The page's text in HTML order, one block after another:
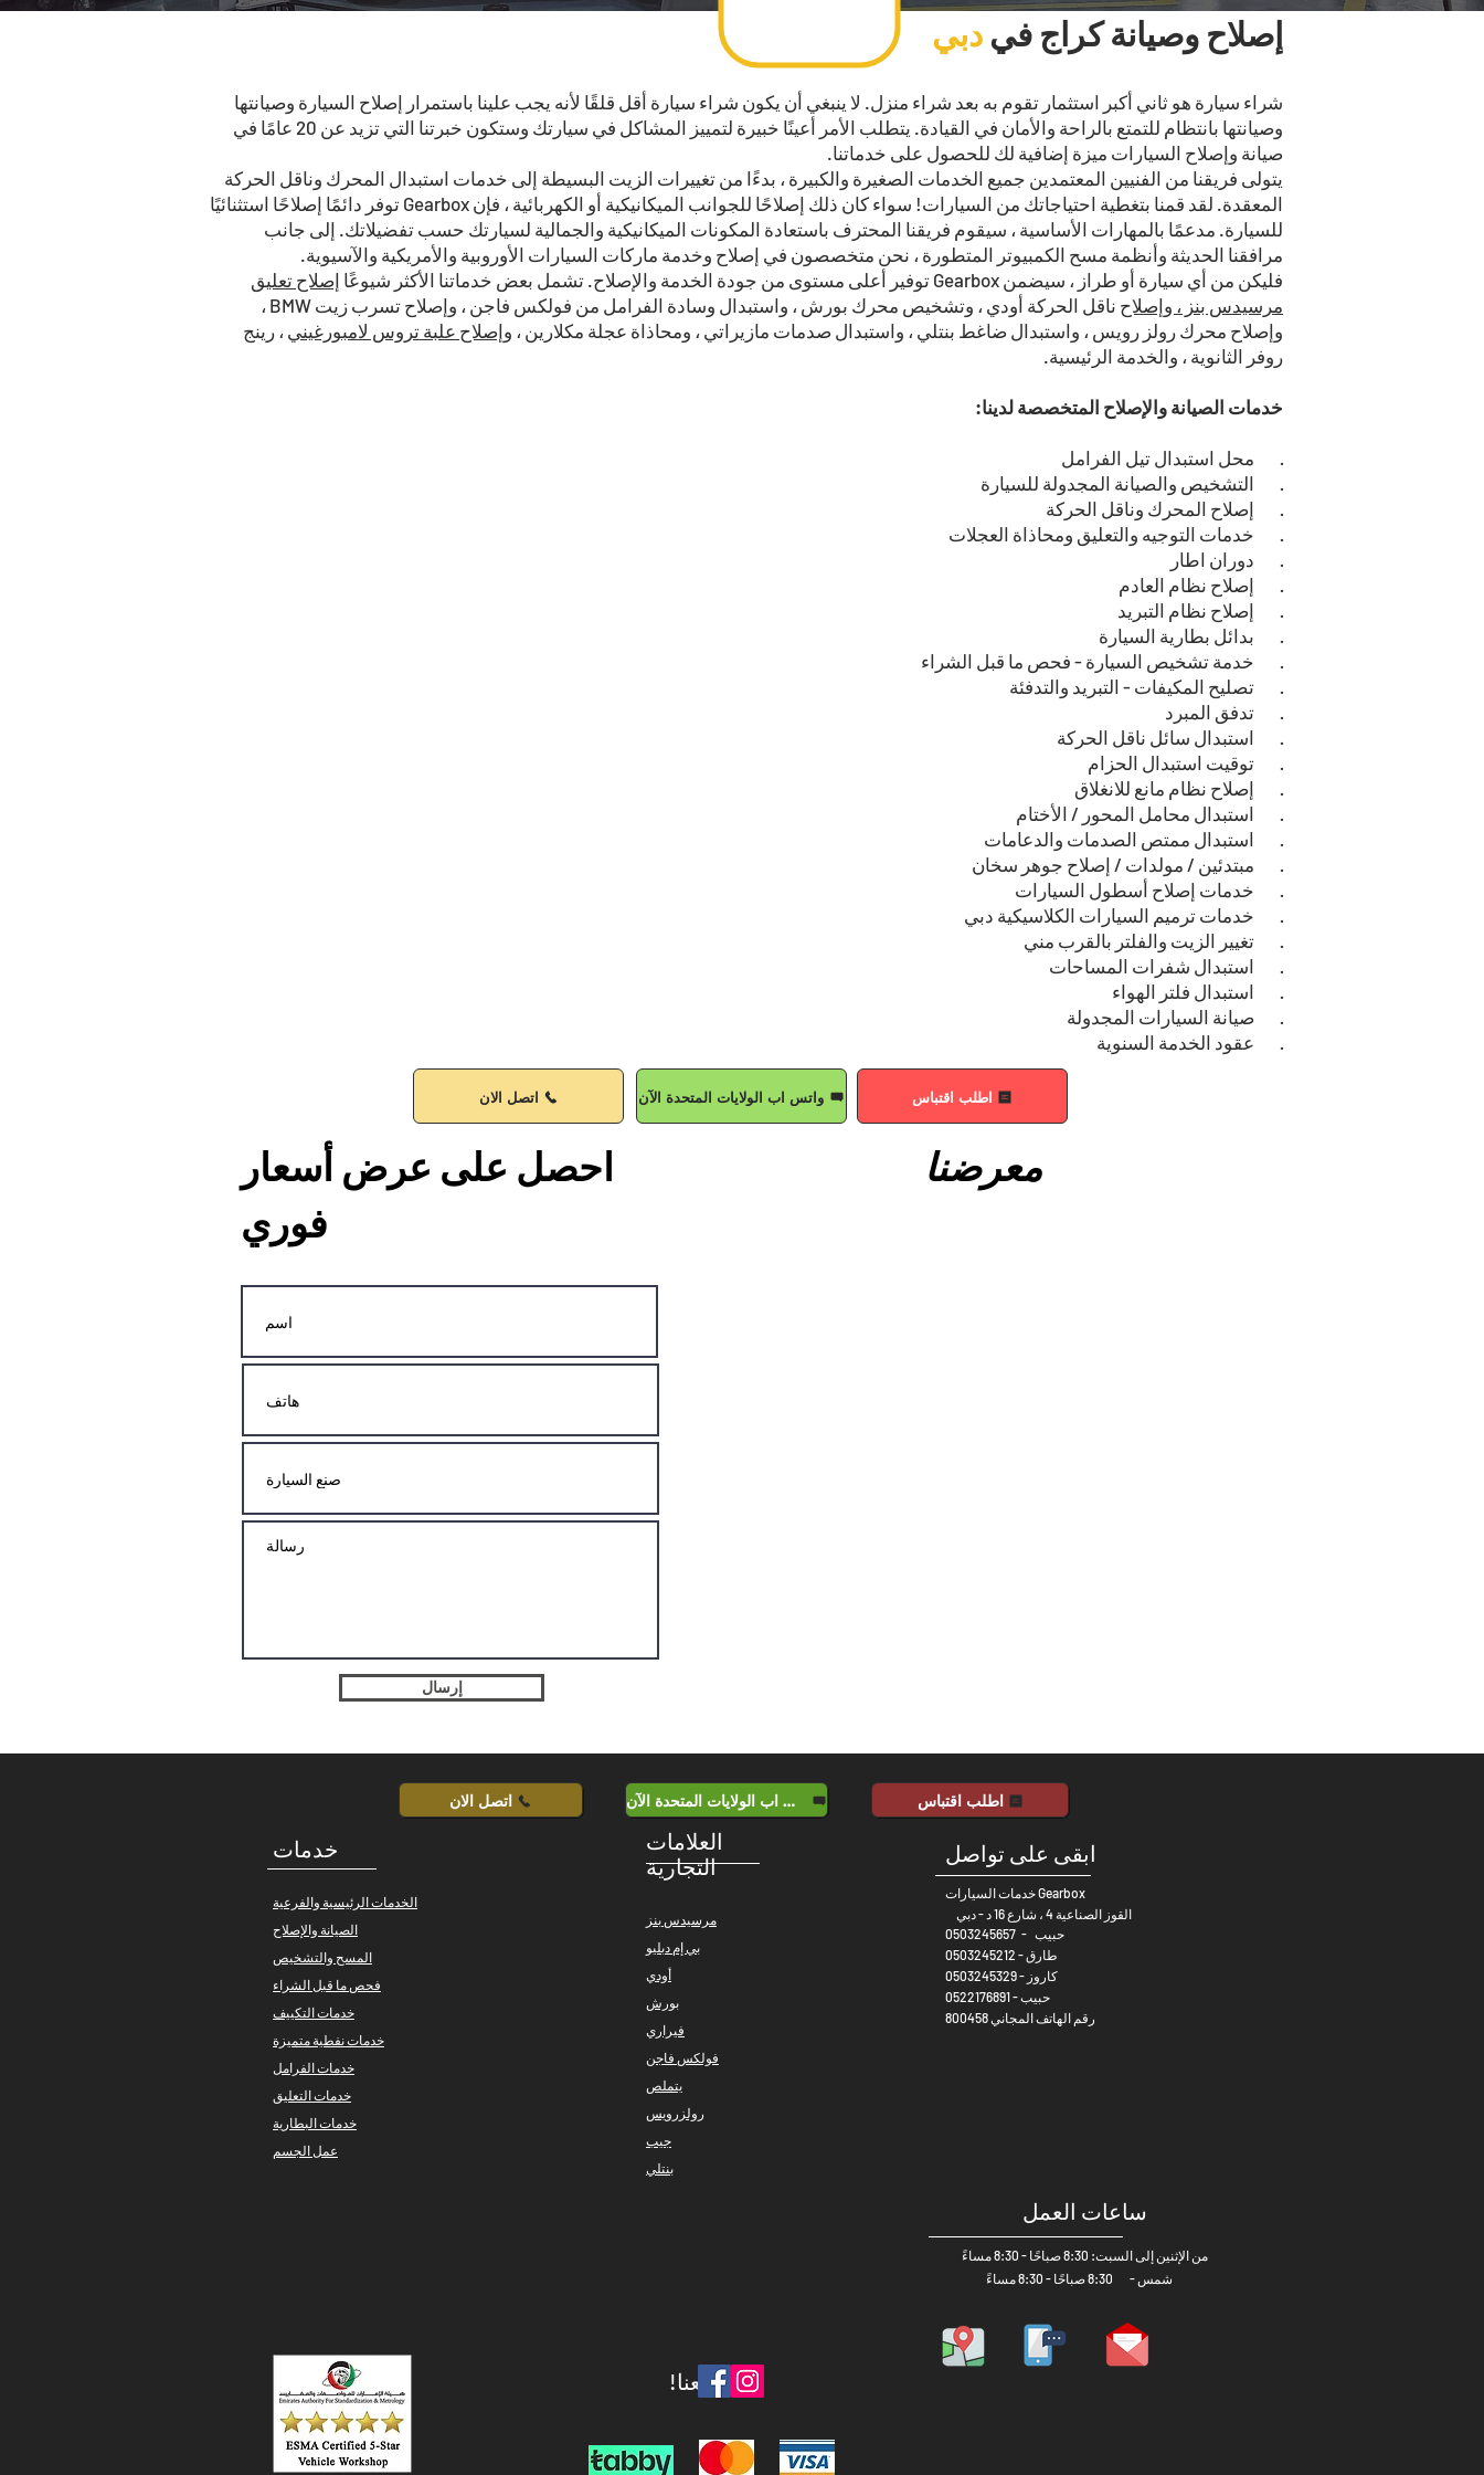
إصلاح وصيانة كراج في دبي
شراء سيارة هو ثاني أكبر استثمار تقوم به بعد شراء منزل. لا ينبغي أن يكون شراء سيارة أقل قلقًا لأنه يجب علينا باستمرار إصلاح السيارة وصيانتها
وصيانتها بانتظام للتمتع بالراحة والأمان في القيادة. يتطلب الأمر أعينًا خبيرة لتمييز المشاكل في سيارتك وستكون خبرتنا التي تزيد عن 20 عامًا في
صيانة وإصلاح السيارات ميزة إضافية لك للحصول على خدماتنا.
يتولى فريقنا من الفنيين المعتمدين جميع الخدمات الصغيرة والكبيرة ، بدءًا من تغييرات الزيت البسيطة إلى خدمات استبدال المحرك وناقل الحركة
المعقدة. لقد قمنا بتغطية احتياجاتك من السيارات! سواء كان ذلك إصلاحًا للجوانب الميكانيكية أو الكهربائية ، فإن Gearbox توفر دائمًا إصلاحًا استثنائيًا
للسيارة. مدعمًا بالمهارات الأساسية ، سيقوم فريقنا المحترف باستعادة المكونات الميكانيكية والجمالية لسيارتك حسب تفضيلاتك. إلى جانب
مرافقنا الحديثة وأنظمة مسح الكمبيوتر المتطورة ، نحن متخصصون في إصلاح وخدمة ماركات السيارات الأوروبية والأمريكية والآسيوية.
فليكن من أي سيارة أو طراز ، سيضمن Gearbox توفير أعلى مستوى من جودة الخدمة والإصلاح. تشمل بعض خدماتنا الأكثر شيوعًا
إصلاح تعليق
مرسيدس بنز ، وإصلاح
ناقل الحركة أودي ، وتشخيص محرك بورش ، واستبدال وسادة الفرامل من فولكس فاجن ، وإصلاح تسرب زيت BMW ،
وإصلاح محرك رولز رويس ، واستبدال ضاغط بنتلي ، واستبدال صدمات مازيراتي ، ومحاذاة عجلة مكلارين ، وإصلاح علبة تروس لامبورغيني ، رينج
روفر الثانوية ، والخدمة الرئيسية.
خدمات الصيانة والإصلاح المتخصصة لدينا:
·
محل استبدال تيل الفرامل
·
التشخيص والصيانة المجدولة للسيارة
·
إصلاح المحرك وناقل الحركة
·
خدمات التوجيه والتعليق ومحاذاة العجلات
·
دوران اطار
·
إصلاح نظام العادم
·
إصلاح نظام التبريد
·
بدائل بطارية السيارة
·
خدمة تشخيص السيارة - فحص ما قبل الشراء
·
تصليح المكيفات - التبريد والتدفئة
·
تدفق المبرد
·
استبدال سائل ناقل الحركة
·
توقيت استبدال الحزام
·
إصلاح نظام مانع للانغلاق
·
استبدال محامل المحور / الأختام
·
استبدال ممتص الصدمات والدعامات
·
مبتدئين / مولدات / إصلاح جوهر سخان
·
خدمات إصلاح أسطول السيارات
·
خدمات ترميم السيارات الكلاسيكية دبي
·
تغيير الزيت والفلتر بالقرب مني
·
استبدال شفرات المساحات
·
استبدال فلتر الهواء
·
صيانة السيارات المجدولة
·
عقود الخدمة السنوية
اتصل الان واتس اب الولايات المتحدة الآن اطلب اقتباس
احصل على عرض أسعار
فوري
إرسال
معرضنا
اتصل الان
خدمات
الخدمات الرئيسية والفرعية
الصيانة والإصلاح
المسح والتشخيص
فحص ما قبل الشراء
خدمات التكييف
خدمات نفطية متميزة
خدمات الفرامل
خدمات التعليق
خدمات البطارية
عمل الجسم
واتس اب الولايات المتحدة الآن
العلامات
التجارية
مرسيدس بنز
بي إم دبليو
أودي
بورش
فيراري
فولكس فاجن
يتملص
رولزرويس
جيب
بنتلي
اطلب اقتباس
ابقى على تواصل
خدمات السيارات Gearbox
القوز الصناعية 4 ، شارع 16 د - دبي
حبيب -
0503245657
طارق - 0503245212
كاروز -0503245329
حبيب -0522176891
رقم الهاتف المجاني 800458
ساعات العمل
من الإثنين إلى السبت: 8:30 صباحًا - 8:30 مساءً
شمس -
8:30 صباحًا - 8:30 مساءً
تابعنا!